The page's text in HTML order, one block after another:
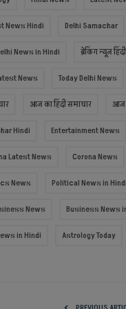
News Hindi Delhi Samachar
News in Hindi ब्रेकिंग न्यूज़ हिंदी
News Today Delhi News
आज का हिंदी समाचार आज
Hindi Entertainment News
Latest News Corona News
News Political News in Hindi
News Business News
in Hindi Astrology Today